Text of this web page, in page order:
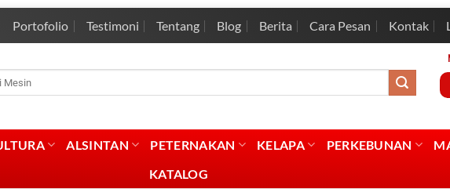
Portofolio Testimoni Tentang Blog Berita Cara Pesan Kontak
ALSINTAN PETERNAKAN KELAPA PERKEBUNAN
KATALOG